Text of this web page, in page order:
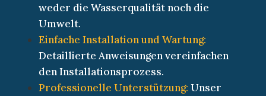
weder die Wasserqualität noch die
Umwelt.
Einfache Installation und Wartung:
Detaillierte Anweisungen vereinfachen
den Installationsprozess.
Professionelle Unterstützung: Unser